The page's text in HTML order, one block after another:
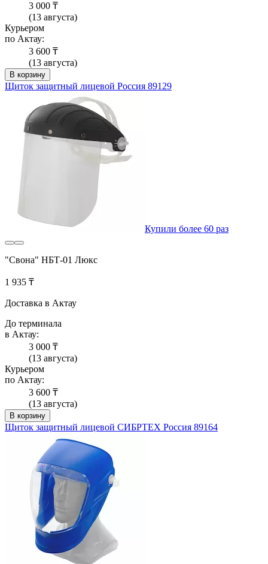
3 000 ₸
(13 августа)
Курьером
по Актау:
3 600 ₸
(13 августа)
В корзину
Щиток защитный лицевой Россия 89129
Купили более 60 раз
"Свона" НБТ-01 Люкс
1 935 ₸
Доставка в Актау
До терминала
в Актау:
3 000 ₸
(13 августа)
Курьером
по Актау:
3 600 ₸
(13 августа)
В корзину
Щиток защитный лицевой СИБРТЕХ Россия 89164